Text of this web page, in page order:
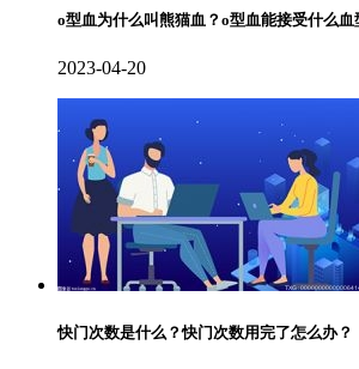
o型血为什么叫熊猫血？o型血能接受什么血
2023-04-20
快门次数是什么？快门次数用完了怎么办？